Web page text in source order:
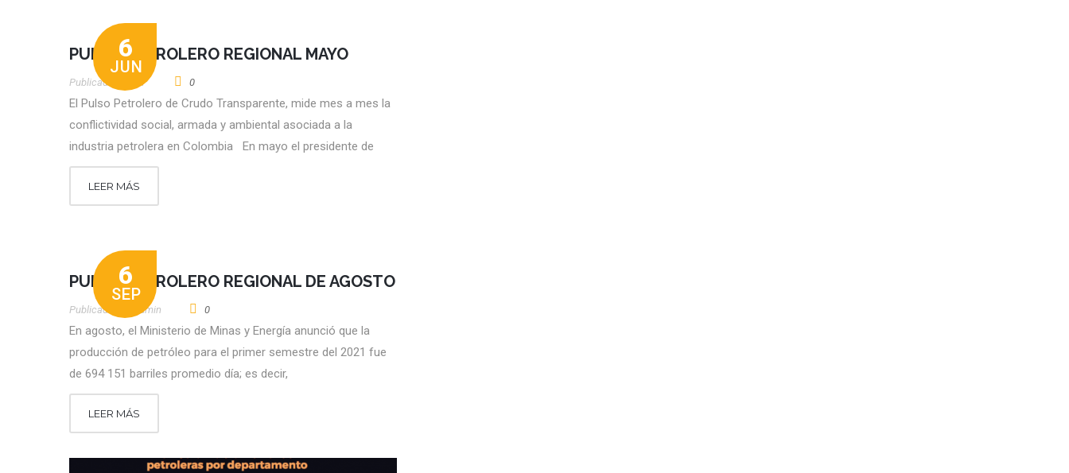
6
JUN
PULSO PETROLERO REGIONAL MAYO
Publicado por CT 0
El Pulso Petrolero de Crudo Transparente, mide mes a mes la
conflictividad social, armada y ambiental asociada a la
industria petrolera en Colombia En mayo el presidente de
LEER MÁS
6
SEP
PULSO PETROLERO REGIONAL DE AGOSTO
Publicado por Admin 0
En agosto, el Ministerio de Minas y Energía anunció que la
producción de petróleo para el primer semestre del 2021 fue
de 694 151 barriles promedio día; es decir,
LEER MÁS